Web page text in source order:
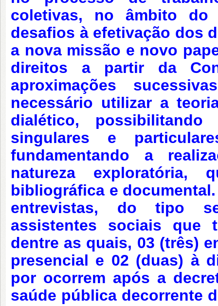
coletivas, no âmbito do
desafios à efetivação dos
a nova missão e novo
direitos a partir da
aproximações
necessário utilizar a
dialético, possibilitando
singulares e
fundamentando a
natureza exploratória,
bibliográfica e
entrevistas, do tipo
assistentes sociais que
dentre as quais, 03 (três)
presencial e 02 (duas) à
por ocorrem após a
saúde pública decorrente